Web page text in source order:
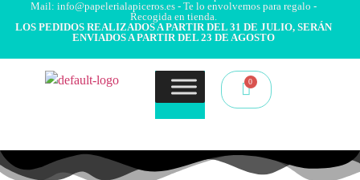
Mail: info@papelerialapiceros.es - Te lo envolvemos para regalo -
Recogida en tienda.
LOS PEDIDOS REALIZADOS A PARTIR DEL 31 DE JULIO, SERÁN
ENVIADOS A PARTIR DEL 23 DE AGOSTO